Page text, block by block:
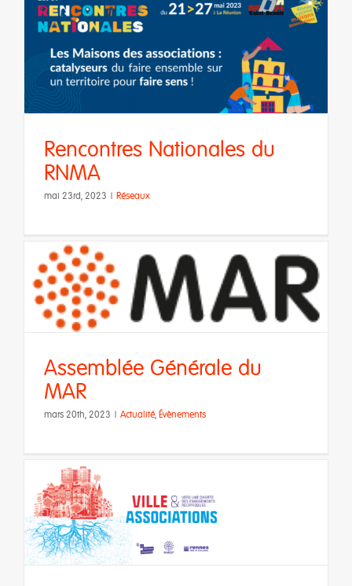
Rencontres Nationales du
RNMA
mai 23rd, 2023 | Réseaux
Assemblée Générale du
MAR
mars 20th, 2023 | Actualité Évènements